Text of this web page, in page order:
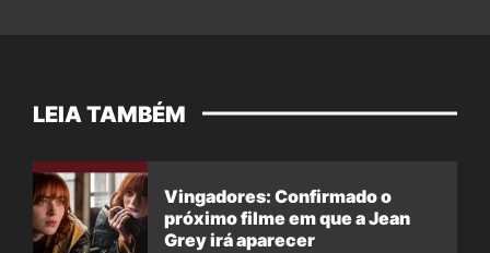
LEIA TAMBÉM
Vingadores: Confirmado o
próximo filme em que a Jean
Grey irá aparecer